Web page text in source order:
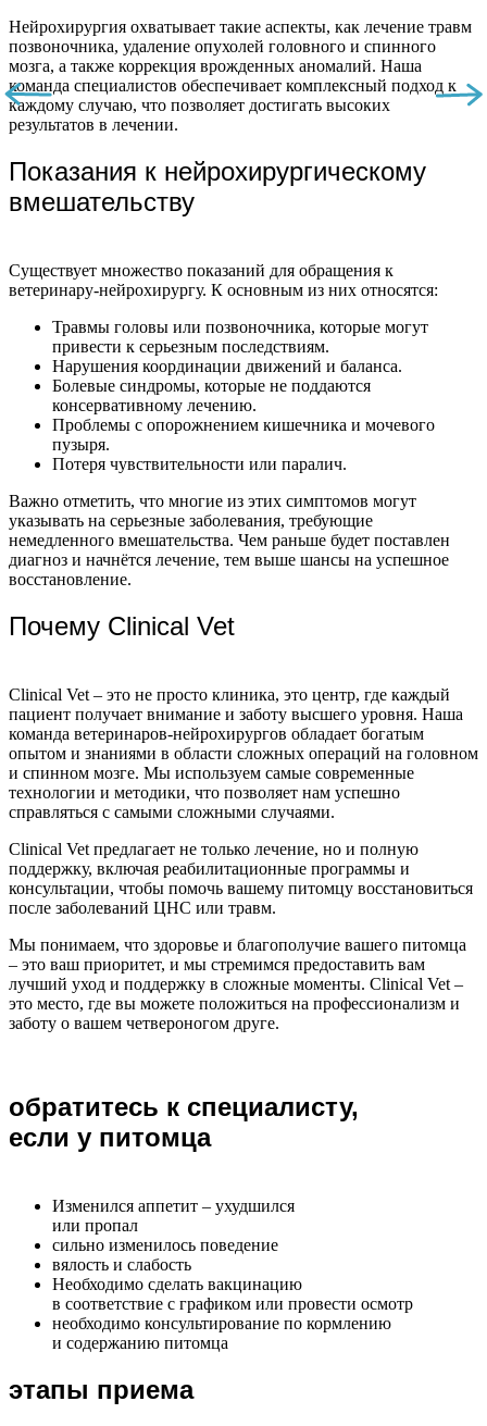
Нейрохирургия охватывает такие аспекты, как лечение травм
позвоночника, удаление опухолей головного и спинного
мозга, а также коррекция врожденных аномалий. Наша
команда специалистов обеспечивает комплексный подход к
каждому случаю, что позволяет достигать высоких
результатов в лечении.
Показания к нейрохирургическому
вмешательству
Существует множество показаний для обращения к
ветеринару-нейрохирургу. К основным из них относятся:
Травмы головы или позвоночника, которые могут
привести к серьезным последствиям.
Нарушения координации движений и баланса.
Болевые синдромы, которые не поддаются
консервативному лечению.
Проблемы с опорожнением кишечника и мочевого
пузыря.
Потеря чувствительности или паралич.
Важно отметить, что многие из этих симптомов могут
указывать на серьезные заболевания, требующие
немедленного вмешательства. Чем раньше будет поставлен
диагноз и начнётся лечение, тем выше шансы на успешное
восстановление.
Почему Clinical Vet
Clinical Vet – это не просто клиника, это центр, где каждый
пациент получает внимание и заботу высшего уровня. Наша
команда ветеринаров-нейрохирургов обладает богатым
опытом и знаниями в области сложных операций на головном
и спинном мозге. Мы используем самые современные
технологии и методики, что позволяет нам успешно
справляться с самыми сложными случаями.
Clinical Vet предлагает не только лечение, но и полную
поддержку, включая реабилитационные программы и
консультации, чтобы помочь вашему питомцу восстановиться
после заболеваний ЦНС или травм.
Мы понимаем, что здоровье и благополучие вашего питомца
– это ваш приоритет, и мы стремимся предоставить вам
лучший уход и поддержку в сложные моменты. Clinical Vet –
это место, где вы можете положиться на профессионализм и
заботу о вашем четвероногом друге.
обратитесь к специалисту,
если у питомца
Изменился аппетит – ухудшился
или пропал
сильно изменилось поведение
вялость и слабость
Необходимо сделать вакцинацию
в соответствие с графиком или провести осмотр
необходимо консультирование по кормлению
и содержанию питомца
этапы приема